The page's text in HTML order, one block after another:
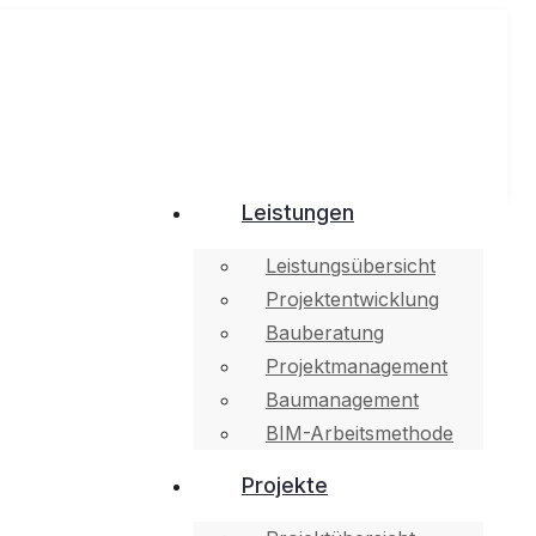
Leistungen
Leistungsübersicht
Projektentwicklung
Bauberatung
Projektmanagement
Baumanagement
BIM-Arbeitsmethode
Projekte